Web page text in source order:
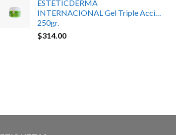
ESTETICDERMA
INTERNACIONAL Gel Triple Acción
250gr.
$314.00